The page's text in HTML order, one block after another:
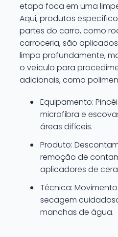
etapa foca em uma
Aqui, produtos
partes do carro, como
carroceria, são
limpa profundamente,
o veículo para
adicionais, como
Equipamento:
microfibra e
áreas difíceis.
Produto:
remoção de
aplicadores de
Técnica:
secagem
manchas de água.